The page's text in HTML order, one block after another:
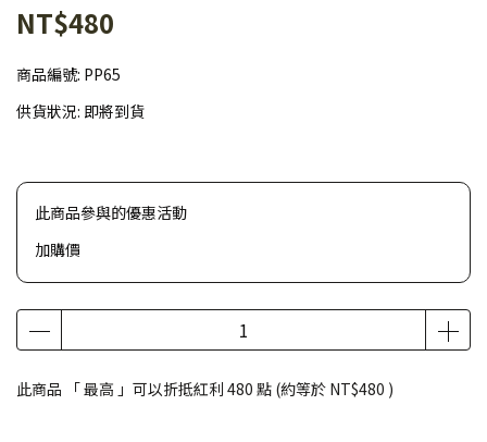
NT$480
商品編號: PP65
供貨狀況: 即將到貨
此商品參與的優惠活動
加購價
此商品 「 最高 」可以折抵紅利 480 點 (約等於 NT$480 )